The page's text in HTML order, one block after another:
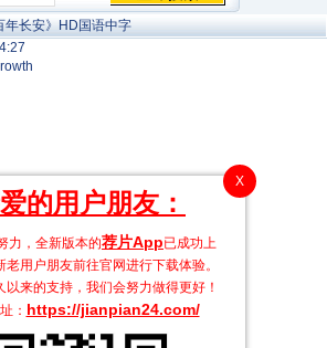
X
的用户朋友：
力，全新版本的荐片App已成功上
老用户朋友前往官网进行下载体验。
以来的支持，我们会努力做得更好！
： https://jianpian24.com/
年长安》HD国语中字
大陆)